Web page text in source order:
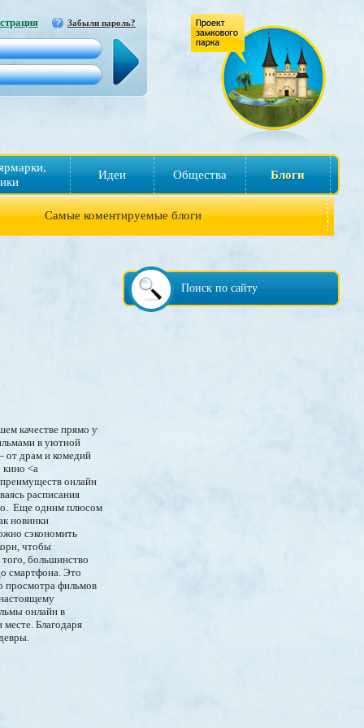
Забыли пароль?
Идеи Общества Блоги
Самые коментируемые блоги
Поиск по сайту
качестве прямо у
в уютной
от драм и комедий
кино <a
онлайн
расписания
Еще одним плюсом
новинки
сэкономить
чтобы
большинство
смартфона. Это
просмотра фильмов
онлайн в
Благодаря